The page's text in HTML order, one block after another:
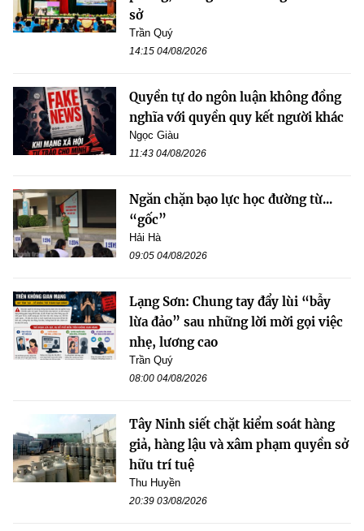
sở
Trần Quý
14:15 04/08/2026
Quyền tự do ngôn luận không đồng
nghĩa với quyền quy kết người khác
Ngọc Giàu
11:43 04/08/2026
Ngăn chặn bạo lực học đường từ...
“gốc”
Hải Hà
09:05 04/08/2026
Lạng Sơn: Chung tay đẩy lùi “bẫy
lừa đảo” sau những lời mời gọi việc
nhẹ, lương cao
Trần Quý
08:00 04/08/2026
Tây Ninh siết chặt kiểm soát hàng
giả, hàng lậu và xâm phạm quyền sở
hữu trí tuệ
Thu Huyền
20:39 03/08/2026